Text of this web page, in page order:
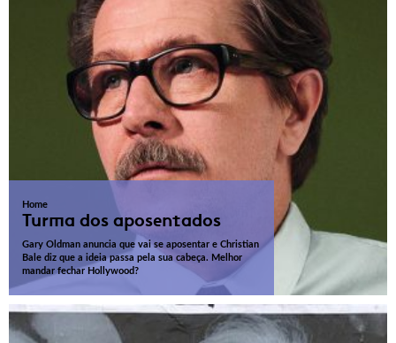
Home
Turma dos aposentados
Gary Oldman anuncia que vai se aposentar e Christian
Bale diz que a ideia passa pela sua cabeça. Melhor
mandar fechar Hollywood?